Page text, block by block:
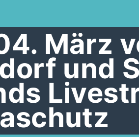
März
und